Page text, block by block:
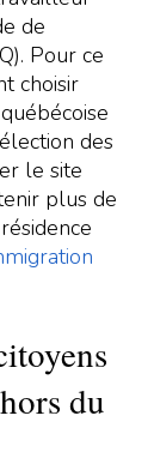
de
Pour ce
choisir
des
le site
plus de
du